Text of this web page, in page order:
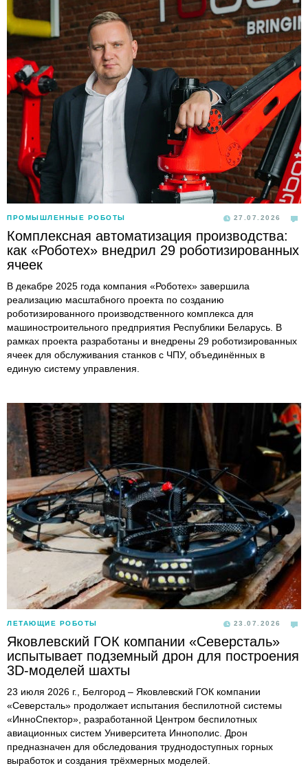
ПРОМЫШЛЕННЫЕ РОБОТЫ 27.07.2026
Комплексная автоматизация производства:
как «Роботех» внедрил 29 роботизированных
ячеек
В декабре 2025 года компания «Роботех» завершила
реализацию масштабного проекта по созданию
роботизированного производственного комплекса для
машиностроительного предприятия Республики Беларусь. В
рамках проекта разработаны и внедрены 29 роботизированных
ячеек для обслуживания станков с ЧПУ, объединённых в
единую систему управления.
ЛЕТАЮЩИЕ РОБОТЫ 23.07.2026
Яковлевский ГОК компании «Северсталь»
испытывает подземный дрон для построения
3D-моделей шахты
23 июля 2026 г., Белгород – Яковлевский ГОК компании
«Северсталь» продолжает испытания беспилотной системы
«ИнноСпектор», разработанной Центром беспилотных
авиационных систем Университета Иннополис. Дрон
предназначен для обследования труднодоступных горных
выработок и создания трёхмерных моделей.